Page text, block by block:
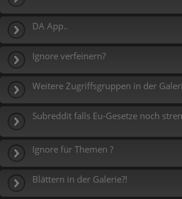
DA App..
Ignore verfeinern?
Weitere Zugriffsgruppen in der
Subreddit falls Eu-Gesetze noch
Ignore für Themen ?
Blättern in der Galerie?!